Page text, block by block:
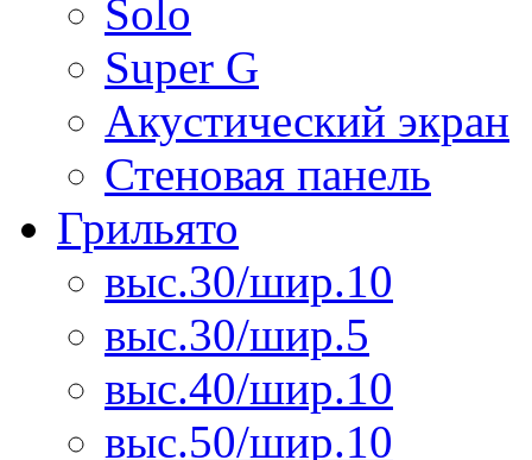
Solo
Super G
Акустический экран
Стеновая панель
Грильято
выс.30/шир.10
выс.30/шир.5
выс.40/шир.10
выс.50/шир.10